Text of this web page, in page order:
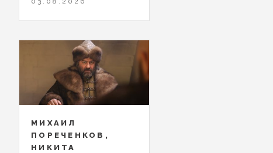
МИХАИЛ
ПОРЕЧЕНКОВ,
НИКИТА